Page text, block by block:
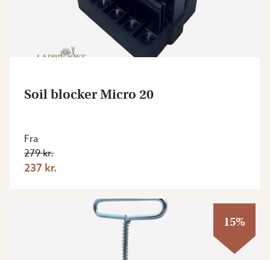
Soil blocker Micro 20
Fra
279 kr.
237 kr.
15%